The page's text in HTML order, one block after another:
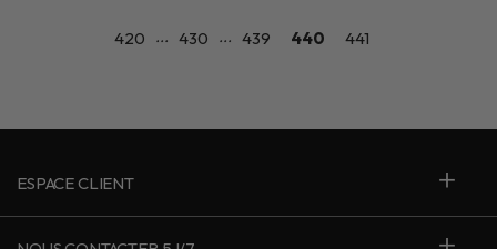
420 ... 430 ... 439 440 441
ESPACE CLIENT